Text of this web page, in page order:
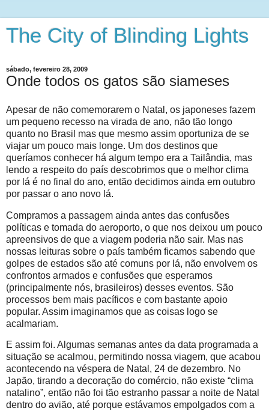
The City of Blinding Lights
sábado, fevereiro 28, 2009
Onde todos os gatos são siameses
Apesar de não comemorarem o Natal, os japoneses fazem
um pequeno recesso na virada de ano, não tão longo
quanto no Brasil mas que mesmo assim oportuniza de se
viajar um pouco mais longe. Um dos destinos que
queríamos conhecer há algum tempo era a Tailândia, mas
lendo a respeito do país descobrimos que o melhor clima
por lá é no final do ano, então decidimos ainda em outubro
por passar o ano novo lá.
Compramos a passagem ainda antes das confusões
políticas e tomada do aeroporto, o que nos deixou um pouco
apreensivos de que a viagem poderia não sair. Mas nas
nossas leituras sobre o país também ficamos sabendo que
golpes de estados são até comuns por lá, não envolvem os
confrontos armados e confusões que esperamos
(principalmente nós, brasileiros) desses eventos. São
processos bem mais pacíficos e com bastante apoio
popular. Assim imaginamos que as coisas logo se
acalmariam.
E assim foi. Algumas semanas antes da data programada a
situação se acalmou, permitindo nossa viagem, que acabou
acontecendo na véspera de Natal, 24 de dezembro. No
Japão, tirando a decoração do comércio, não existe “clima
natalino”, então não foi tão estranho passar a noite de Natal
dentro do avião, até porque estávamos empolgados com a